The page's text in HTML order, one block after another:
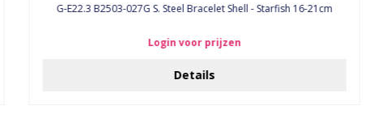
G-E22.3 B2503-027G S. Steel Bracelet Shell - Starfish 16-21cm
Login voor prijzen
Details